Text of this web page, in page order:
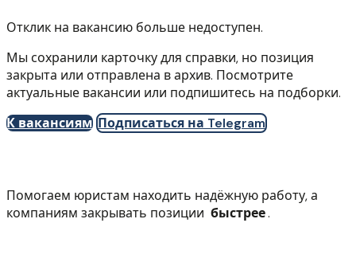
Отклик на вакансию больше недоступен.
Мы сохранили карточку для справки, но позиция
закрыта или отправлена в архив. Посмотрите
актуальные вакансии или подпишитесь на подборки.
К вакансиям Подписаться на Telegram
Помогаем юристам находить надёжную работу, а
компаниям закрывать позиции быстрее.